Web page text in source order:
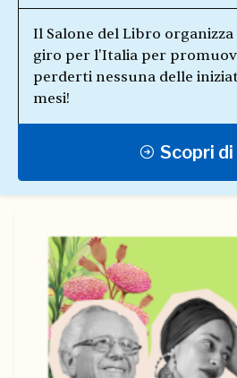
Il Salone del Libro
giro per l'Italia per
perderti nessuna delle
mesi!
Scopri di